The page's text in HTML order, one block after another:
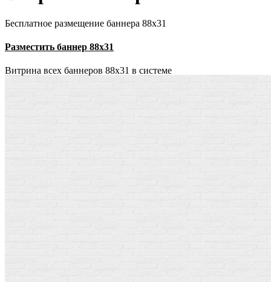
Бесплатное размещение баннера 88х31
Разместить баннер 88х31
Витрина всех баннеров 88x31 в системе